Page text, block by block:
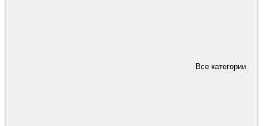
Все категории